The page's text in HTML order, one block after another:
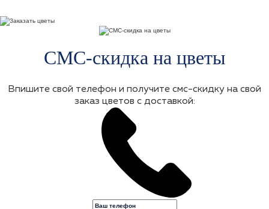
СМС-скидка на цветы
Впишите свой телефон и получите смс-скидку на свой
заказ цветов с доставкой: